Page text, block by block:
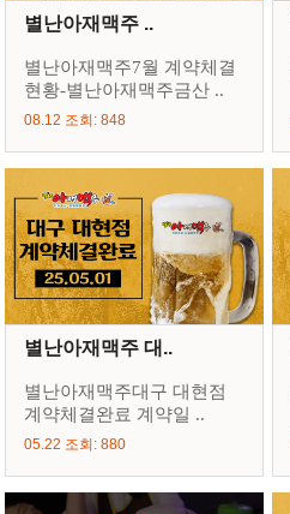
별난아재맥주 ..
별난아재맥주7월 계약체결
현황-별난아재맥주금산 ..
08.12 조회: 848
별난아재맥주 대..
별난아재맥주대구 대현점
계약체결완료 계약일 ..
05.22 조회: 880